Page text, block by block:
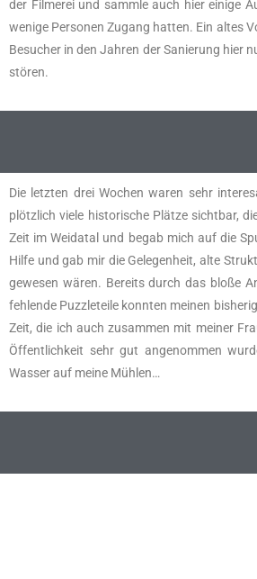
der Filmerei und sammle auch hier einige
wenige Personen Zugang hatten. Ein altes
Besucher in den Jahren der Sanierung hier
stören.
Die letzten drei Wochen waren sehr
plötzlich viele historische Plätze sichtbar,
Zeit im Weidatal und begab mich auf die
Hilfe und gab mir die Gelegenheit, alte
gewesen wären. Bereits durch das bloße
fehlende Puzzleteile konnten meinen
Zeit, die ich auch zusammen mit meiner
Öffentlichkeit sehr gut angenommen
Wasser auf meine Mühlen…